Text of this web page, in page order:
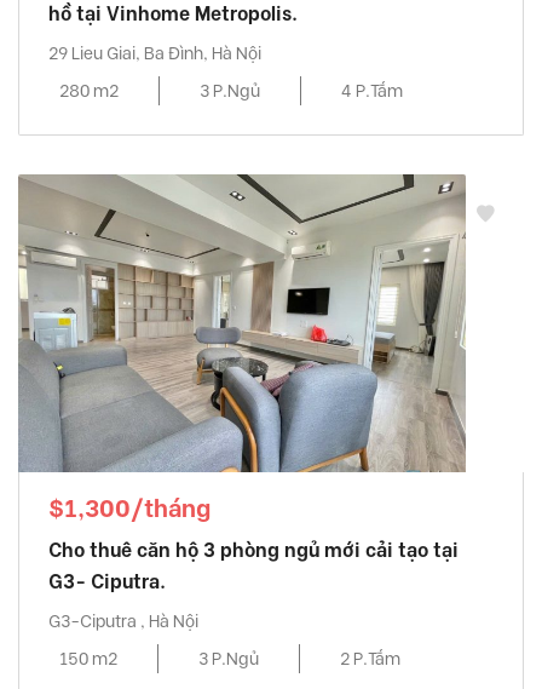
hồ tại Vinhome Metropolis.
29 Lieu Giai, Ba Đình, Hà Nội
280 m2
3 P.Ngủ 4 P.Tắm
$1,300/tháng
Cho thuê căn hộ 3 phòng ngủ mới cải tạo tại
G3- Ciputra.
G3-Ciputra , Hà Nội
150 m2
3 P.Ngủ 2 P.Tắm